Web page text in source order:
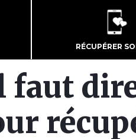
RÉCUPÉRER
faut